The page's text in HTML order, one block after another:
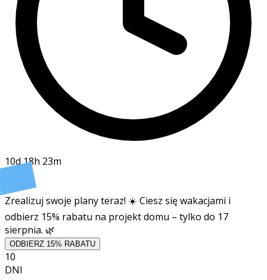
10d 18h 23m
Zrealizuj swoje plany teraz! ☀️ Ciesz się wakacjami i
odbierz 15% rabatu na projekt domu – tylko do 17
sierpnia. 🌿
ODBIERZ 15% RABATU
10
DNI